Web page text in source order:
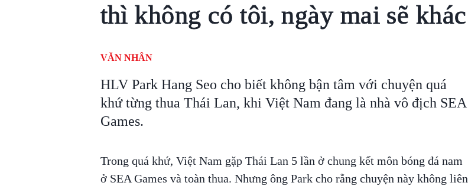
thì không có tôi, ngày mai sẽ khác
VĂN NHÂN
HLV Park Hang Seo cho biết không bận tâm với chuyện quá
khứ từng thua Thái Lan, khi Việt Nam đang là nhà vô địch SEA
Games.
Trong quá khứ, Việt Nam gặp Thái Lan 5 lần ở chung kết môn bóng đá nam
ở SEA Games và toàn thua. Nhưng ông Park cho rằng chuyện này không liên